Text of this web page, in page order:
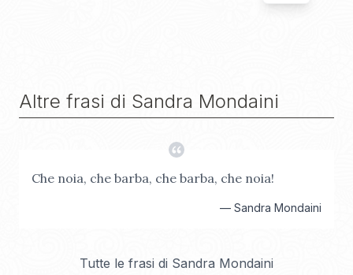
Altre frasi di Sandra Mondaini
Che noia, che barba, che barba, che noia!
— Sandra Mondaini
Tutte le frasi di Sandra Mondaini